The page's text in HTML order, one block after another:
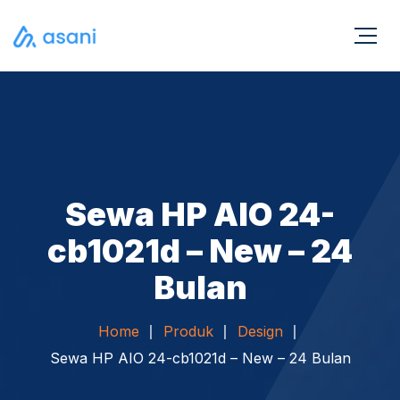
Sewa HP AIO 24-
cb1021d – New – 24
Bulan
Home Produk
Design
Sewa HP AIO 24-cb1021d – New – 24 Bulan